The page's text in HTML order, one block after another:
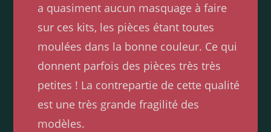
a quasiment aucun masquage à faire
sur ces kits, les pièces étant toutes
moulées dans la bonne couleur. Ce qui
donnent parfois des pièces très très
petites ! La contrepartie de cette qualité
est une très grande fragilité des
modèles.